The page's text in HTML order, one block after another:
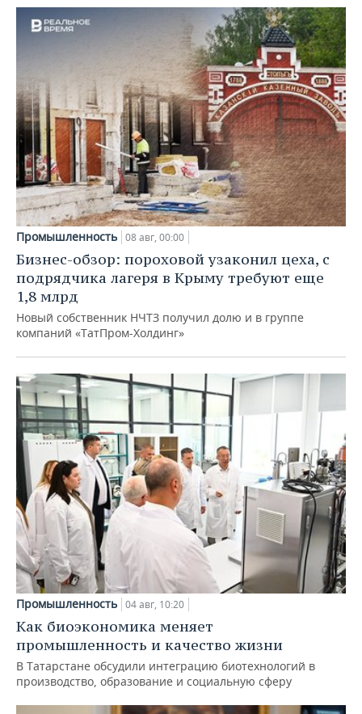
Промышленность 08 авг, 00:00
Бизнес-обзор: пороховой узаконил цеха, с
подрядчика лагеря в Крыму требуют еще
1,8 млрд
Новый собственник НЧТЗ получил долю и в группе
компаний «ТатПром-Холдинг»
Промышленность 04 авг, 10:20
Как биоэкономика меняет
промышленность и качество жизни
В Татарстане обсудили интеграцию биотехнологий в
производство, образование и социальную сферу